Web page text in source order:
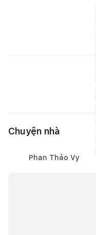
Chuyện nhà
Phan Thảo Vy